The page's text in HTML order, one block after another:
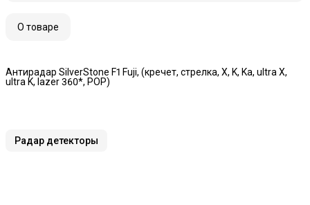
О товаре
Антирадар SilverStone F1 Fuji, (кречет, стрелка, X, K, Ka, ultra X,
ultra K, lazer 360*, POP)
Радар детекторы